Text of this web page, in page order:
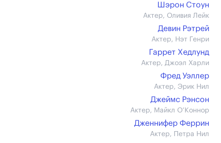
Шэрон Стоун
Актер, Оливия Лейк
Девин Рэтрей
Актер, Нэт Генри
Гаррет Хедлунд
Актер, Джоэл Харли
Фред Уэллер
Актер, Эрик Нил
Джеймс Рэнсон
Актер, Майкл О’Коннор
Дженнифер Феррин
Актер, Петра Нил